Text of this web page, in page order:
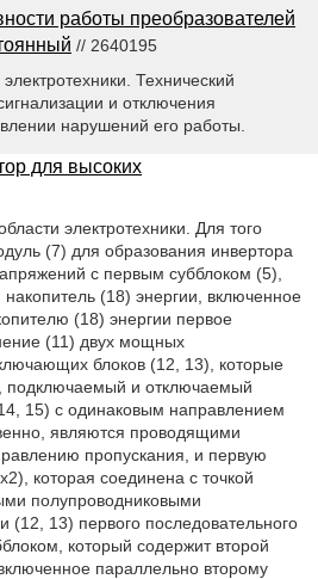
работы преобразователей
// 2640195
Технический
и отключения
нарушений его работы.
для высоких
электротехники. Для того
(7) для образования инвертора
с первым субблоком (5),
(18) энергии, включенное
(18) энергии первое
(11) двух мощных
блоков (12, 13), которые
подключаемый и отключаемый
15) с одинаковым направлением
являются проводящими
пропускания, и первую
которая соединена с точкой
полупроводниковыми
13) первого последовательного
который содержит второй
параллельно второму